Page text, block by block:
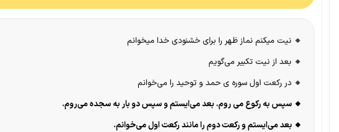
🔸 نیت میکنم نماز ظهر را برای خشنودی خدا میخوانم
🔸 بعد از نیت تکبیر می‌گویم
🔸 در رکعت اول سوره‌ ی حمد و توحید را می‌خوانم
🔸 سپس به رکوع می‌ روم. بعد می‌ایستم و سپس دو بار به سجده می‌روم.
🔸 بعد می‌ایستم و رکعت دوم را مانند رکعت اول می‌خوانم.